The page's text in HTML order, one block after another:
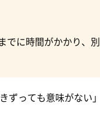
でに時間がかかり、別
っても意味がない」